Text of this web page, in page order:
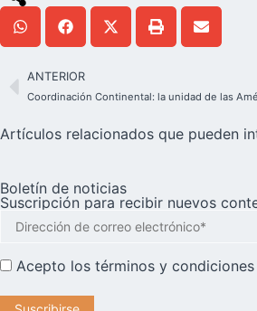
ANTERIOR
Coordinación Continental: la unidad de las
Artículos relacionados que pueden
Boletín de noticias
Suscripción para recibir nuevos
Acepto los términos y condiciones